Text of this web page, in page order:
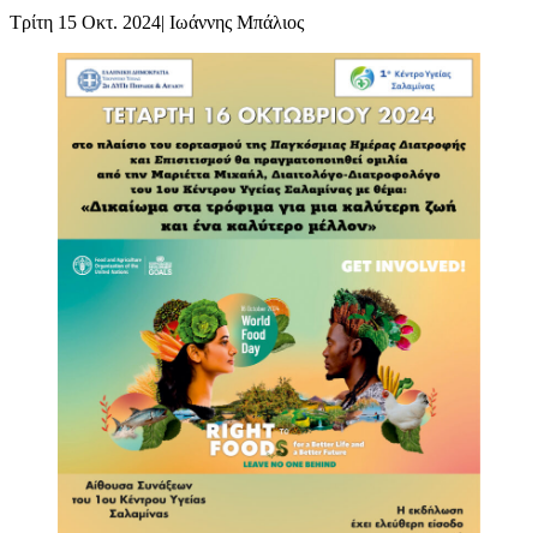
Τρίτη 15 Οκτ. 2024| Ιωάννης Μπάλιος